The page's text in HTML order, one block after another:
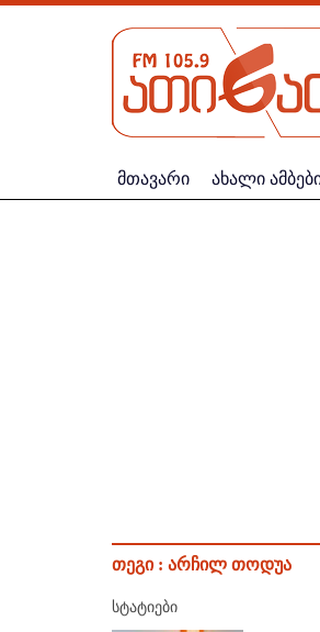
მთავარი ახალი
თეგი : არჩილ თოდუა
სტატიები